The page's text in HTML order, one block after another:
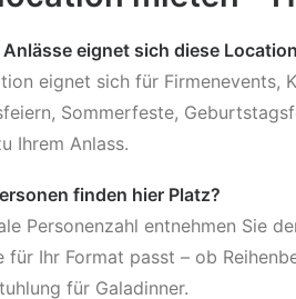
Anlässe eignet sich diese
eignet sich für Firmenevents,
Sommerfeste,
Ihrem Anlass.
finden hier Platz?
Personenzahl entnehmen Sie
für Ihr Format passt – ob
für Galadinner.